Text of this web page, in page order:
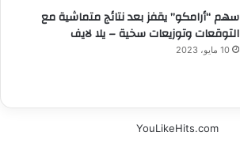
سهم “أرامكو” يقفز بعد نتائج متماشية مع
التوقعات وتوزيعات سخية – يلا لايف
10 مايو، 2023
YouLikeHits.com